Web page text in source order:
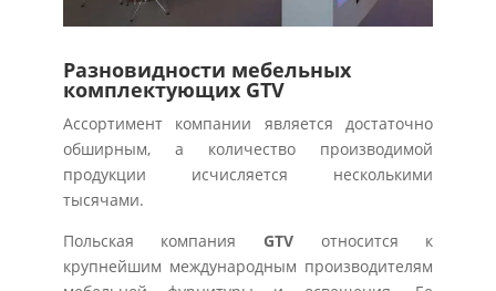
Разновидности мебельных
комплектующих GTV
Ассортимент компании является достаточно
обширным, а количество производимой
продукции исчисляется несколькими
тысячами.
Польская компания GTV относится к
крупнейшим международным производителям